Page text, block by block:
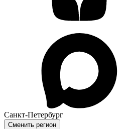
Санкт-Петербург
Сменить регион